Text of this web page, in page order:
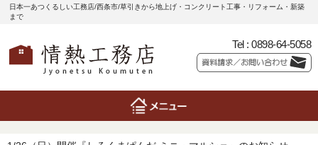
日本一あつくるしい工務店/西条市/草引きから地上げ・コンクリート工事・リフォーム・新築
まで
Tel : 0898-64-5058